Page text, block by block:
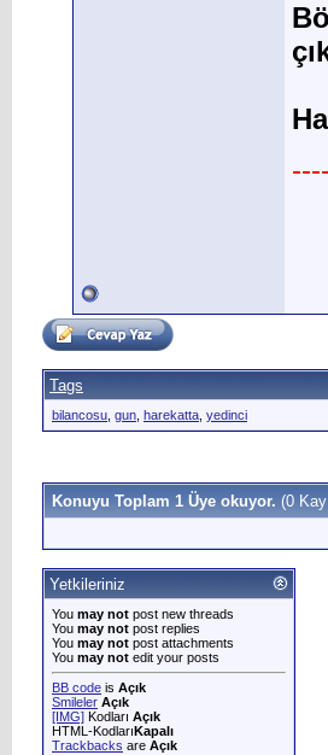
Tags
bilancosu gun harekatta yedinci
Konuyu Toplam 1 Üye okuyor. (0
Yetkileriniz
You may not post new threads
You may not post replies
You may not post attachments
You may not edit your posts
BB code is Açık
Smileler Açık
[IMG] Kodları Açık
HTML-KodlarıKapalı
Trackbacks are Açık